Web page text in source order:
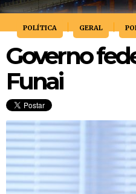
POLÍTICA GERAL
Governo
Funai